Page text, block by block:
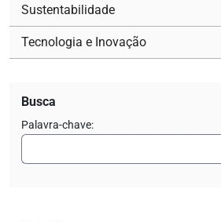
Sustentabilidade
Tecnologia e Inovação
Busca
Palavra-chave: